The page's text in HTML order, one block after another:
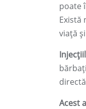
poate
Există
viață
Acest